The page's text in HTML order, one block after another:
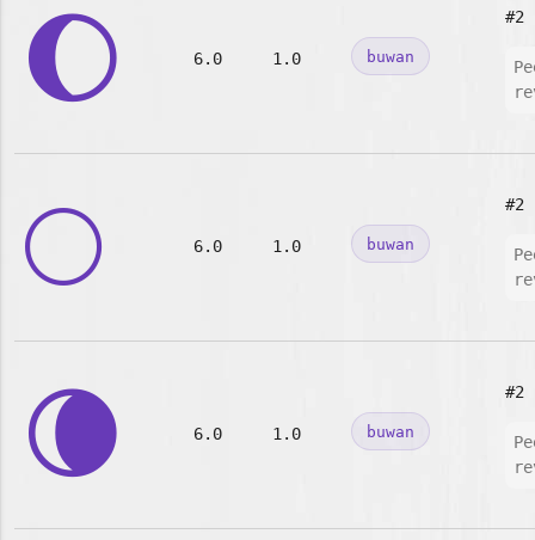
🌔 6.0 1.0 buwan
#2
🌕 6.0 1.0 buwan
#2
🌘 6.0 1.0 buwan
#2